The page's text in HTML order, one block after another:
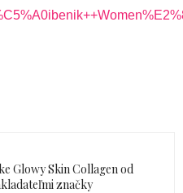
Glowy Skin Collagen od
značky